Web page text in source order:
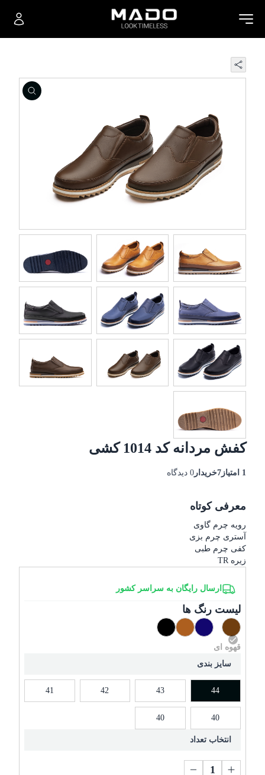
کفش مردانه کد 1014 کشی
1 امتیاز 7خریدار 0 دیدگاه
معرفی کوتاه
رویه چرم گاوی
آستری چرم بزی
کفی چرم طبی
زیره TR
ارسال رایگان به سراسر کشور
لیست رنگ ها
قهوه ای
سایز بندی
44
43
42
41
40
40
انتخاب تعداد